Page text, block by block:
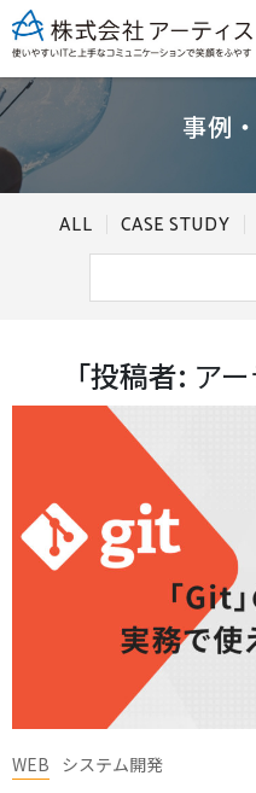
事例
ALL CASE STUDY
「投稿者: ア
WEB システム開発